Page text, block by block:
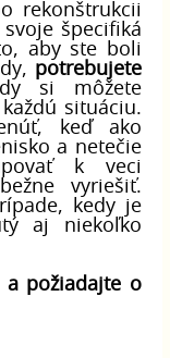
rekonštrukcii
špecifiká
aby ste boli
potrebujete
si môžete
situáciu.
keď ako
a netečie
k veci
vyriešiť.
kedy je
aj niekoľko
a požiadajte o